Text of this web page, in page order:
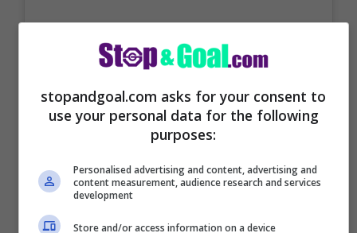
Visualizza questo post su Instagram
stopandgoal.com asks for your consent to
use your personal data for the following
purposes:
Personalised advertising and content, advertising and
content measurement, audience research and services
development
Store and/or access information on a device